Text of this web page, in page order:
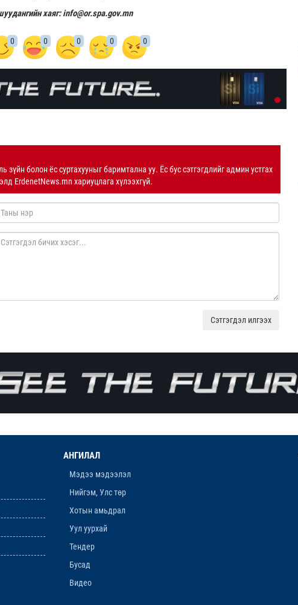
хаяг:info@or.spa.gov.mn
0 0 0 0 0
зүйн болон ёс суртахууныг баримтална уу. Ёс бус сэтгэгдлийг админ устгах
ErdenetNews.mn хариуцлага хүлээхгүй.
Сэтгэгдэл илгээх
АНГИЛАЛ
Мэдээ мэдээлэл
Нийгэм, Улс төр
Хотын амьдрал
Уул уурхай
Тендер
Бусад
Видео